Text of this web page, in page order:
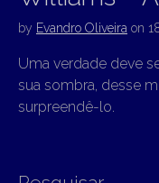
by Evandro Oliveira on
Uma verdade deve
sua sombra, desse
surpreendê-lo.